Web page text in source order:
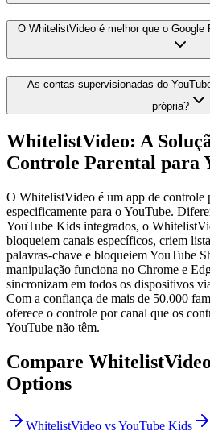
O WhitelistVideo é melhor que o Google
As contas supervisionadas do
própria?
WhitelistVideo: A
Controle Parental para
O WhitelistVideo é um app de controle
especificamente para o YouTube.
YouTube Kids integrados, o
bloqueiem canais específicos, criem
palavras-chave e bloqueiem YouTube
manipulação funciona no Chrome e
sincronizam em todos os dispositivos
Com a confiança de mais de 50.000
oferece o controle por canal que os
YouTube não têm.
Compare
Options
WhitelistVideo vs YouTube Kids